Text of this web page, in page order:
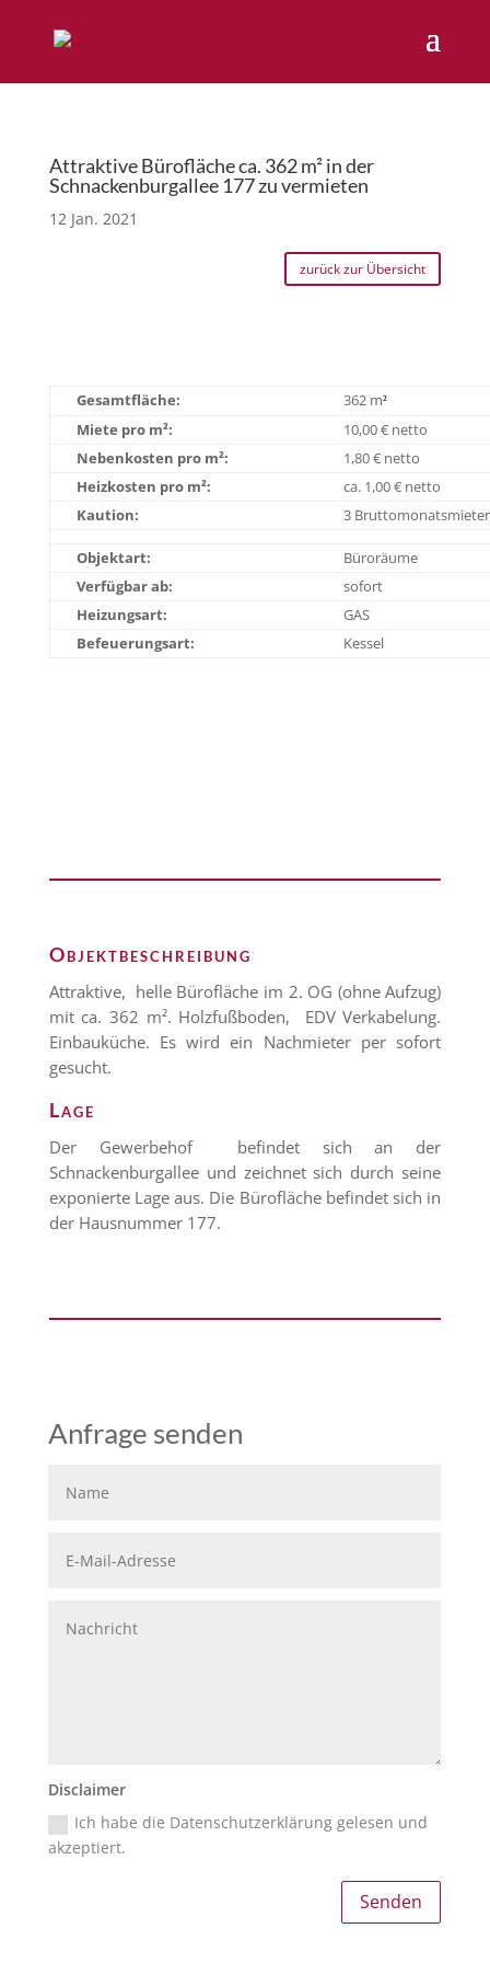
Attraktive Bürofläche ca. 362 m² in der
Schnackenburgallee 177 zu vermieten
12 Jan. 2021
zurück zur Übersicht
Gesamtfläche: 362 m²
Miete pro m²:
10,00 € netto
Nebenkosten pro m²:
1,80 € netto
Heizkosten pro m²:
ca. 1,00 € netto
Kaution:
3
Objektart:
Büroräume
Verfügbar ab:
sofort
Heizungsart:
GAS
Befeuerungsart:
Kessel
Objektbeschreibung
Attraktive, helle Bürofläche im 2. OG (ohne Aufzug)
mit ca. 362 m². Holzfußboden, EDV Verkabelung.
Einbauküche. Es wird ein Nachmieter per sofort
gesucht.
Lage
Der Gewerbehof befindet sich an der
Schnackenburgallee und zeichnet sich durch seine
exponierte Lage aus. Die Bürofläche befindet sich in
der Hausnummer 177.
Anfrage senden
Disclaimer
Ich habe die Datenschutzerklärung gelesen und
akzeptiert.
Senden